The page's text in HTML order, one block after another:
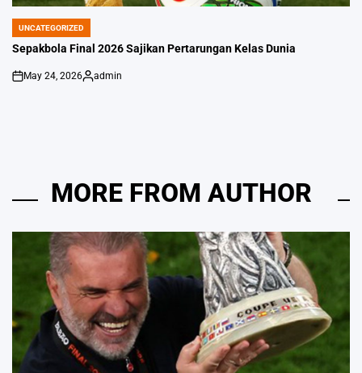
POSTED
IN
UNCATEGORIZED
Sepakbola Final 2026 Sajikan Pertarungan Kelas Dunia
on
May 24, 2026
Posted
admin
MORE FROM AUTHOR